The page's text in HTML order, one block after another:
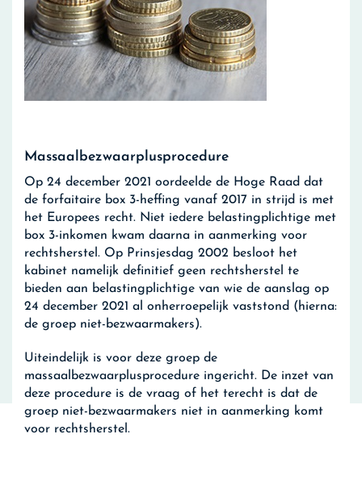
Massaalbezwaarplusprocedure
Op 24 december 2021 oordeelde de Hoge Raad dat
de forfaitaire box 3-heffing vanaf 2017 in strijd is met
het Europees recht. Niet iedere belastingplichtige met
box 3-inkomen kwam daarna in aanmerking voor
rechtsherstel. Op Prinsjesdag 2002 besloot het
kabinet namelijk definitief geen rechtsherstel te
bieden aan belastingplichtige van wie de aanslag op
24 december 2021 al onherroepelijk vaststond (hierna:
de groep niet-bezwaarmakers).
Uiteindelijk is voor deze groep de
massaalbezwaarplusprocedure ingericht. De inzet van
deze procedure is de vraag of het terecht is dat de
groep niet-bezwaarmakers niet in aanmerking komt
voor rechtsherstel.